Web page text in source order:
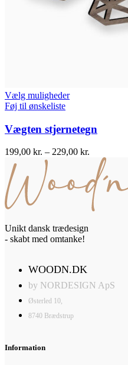
Vælg muligheder
Føj til ønskeliste
Vægten stjernetegn
199,00 kr. – 229,00 kr.
Unikt dansk trædesign
- skabt med omtanke!
WOODN.DK
by NORDESIGN ApS
Østerled 10,
8740 Brædstrup
Information